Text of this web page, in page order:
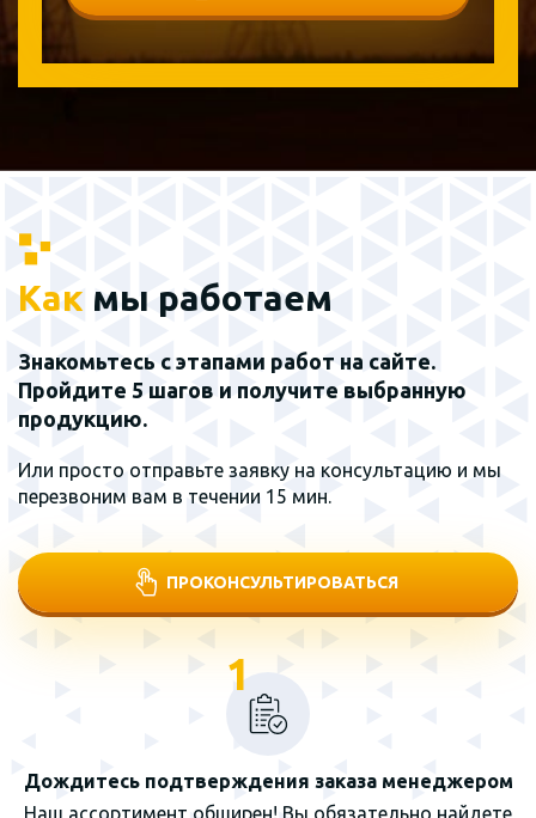
Как мы работаем
Знакомьтесь с этапами работ на сайте.
Пройдите 5 шагов и получите выбранную
продукцию.
Или просто отправьте заявку на консультацию и мы
перезвоним вам в течении 15 мин.
ПРОКОНСУЛЬТИРОВАТЬСЯ
1
Дождитесь подтверждения заказа менеджером
Наш ассортимент обширен! Вы обязательно найдете